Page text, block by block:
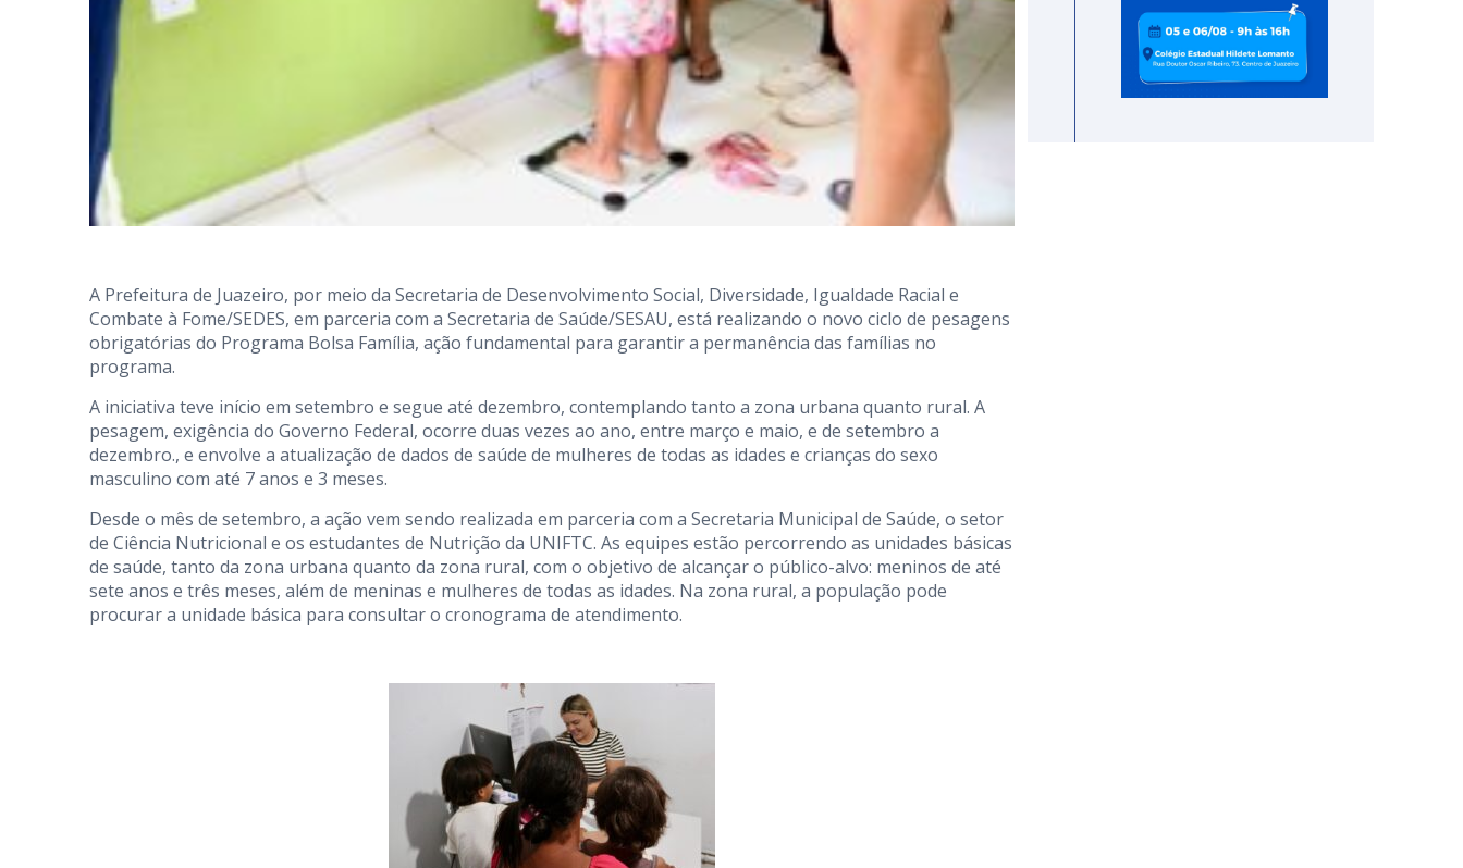
A Prefeitura de Juazeiro, por meio da Secretaria de Desenvolvimento Social, Diversidade, Igualdade Racial e
Combate à Fome/SEDES, em parceria com a Secretaria de Saúde/SESAU, está realizando o novo ciclo de pesagens
obrigatórias do Programa Bolsa Família, ação fundamental para garantir a permanência das famílias no
programa.
A iniciativa teve início em setembro e segue até dezembro, contemplando tanto a zona urbana quanto rural. A
pesagem, exigência do Governo Federal, ocorre duas vezes ao ano, entre março e maio, e de setembro a
dezembro., e envolve a atualização de dados de saúde de mulheres de todas as idades e crianças do sexo
masculino com até 7 anos e 3 meses.
Desde o mês de setembro, a ação vem sendo realizada em parceria com a Secretaria Municipal de Saúde, o setor
de Ciência Nutricional e os estudantes de Nutrição da UNIFTC. As equipes estão percorrendo as unidades básicas
de saúde, tanto da zona urbana quanto da zona rural, com o objetivo de alcançar o público-alvo: meninos de até
sete anos e três meses, além de meninas e mulheres de todas as idades. Na zona rural, a população pode
procurar a unidade básica para consultar o cronograma de atendimento.